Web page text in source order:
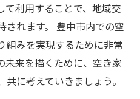
て利用することで、地域交
されます。 豊中市内での空
組みを実現するために非常
未来を描くために、空き家
に考えていきましょう。